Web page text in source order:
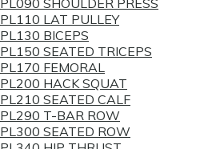
PL110 LAT PULLEY
PL130 BICEPS
PL150 SEATED TRICEPS
PL170 FEMORAL
PL200 HACK SQUAT
PL210 SEATED CALF
PL290 T-BAR ROW
PL300 SEATED ROW